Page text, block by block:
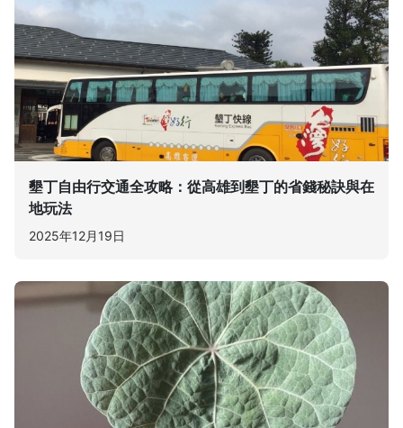
墾丁自由行交通全攻略：從高雄到墾丁的省錢秘訣與在
地玩法
2025年12月19日